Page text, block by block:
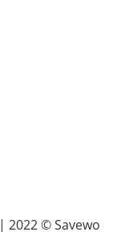
| 2022 © Savewo